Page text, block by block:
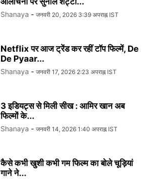
Shanaya - जनवरी 20, 2026 3:39 अपराह्न IST
Netflix पर आज ट्रेंड कर रहीं टॉप फिल्में, De
De Pyaar...
Shanaya - जनवरी 17, 2026 2:23 अपराह्न IST
3 इडियट्स से मिली सीख : आमिर खान अब
फिल्मों के...
Shanaya - जनवरी 14, 2026 1:40 अपराह्न IST
कैसे कभी खुशी कभी गम फिल्म का बोले चूड़ियां
गाने ने...